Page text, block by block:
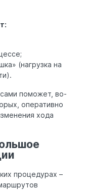
(нагрузка на
поможет, во-
оперативно
хода
процедурах –